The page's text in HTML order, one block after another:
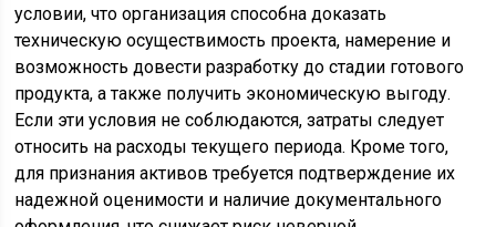
условии, что организация способна доказать
техническую осуществимость проекта, намерение и
возможность довести разработку до стадии готового
продукта, а также получить экономическую выгоду.
Если эти условия не соблюдаются, затраты следует
относить на расходы текущего периода. Кроме того,
для признания активов требуется подтверждение их
надежной оценимости и наличие документального